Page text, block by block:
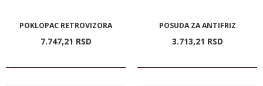
POKLOPAC RETROVIZORA
7.747,21 RSD
POSUDA ZA ANTIFRIZ
3.713,21 RSD